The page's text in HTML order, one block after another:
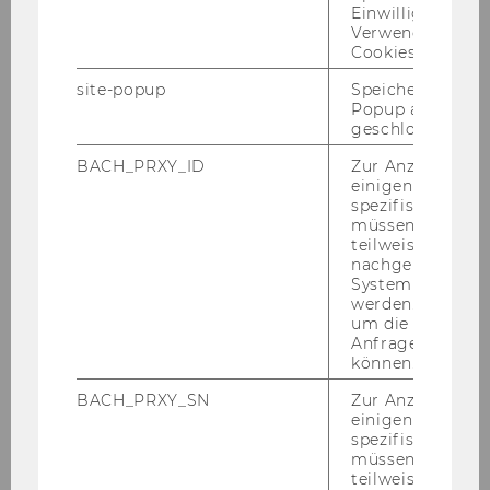
Governance Kodex auch für ge­mein­nüt­zi­ge
Stif­tun­gen bes­ser an­wend­bar zu ma­chen.
Einwilligung zur
Verwendung von
Cookies.
site-popup
Speichert ob ein
Popup
geschlossen
BACH_PRXY_ID
Zur Anzeige von
einigen WU-
spezifischen
müssen
teilweise von
nachgelagerten
System
werden.
um die Antwort
Anfrage
können.
BACH_PRXY_SN
Zur Anzeige von
einigen WU-
spezifischen
müssen
teilweise von